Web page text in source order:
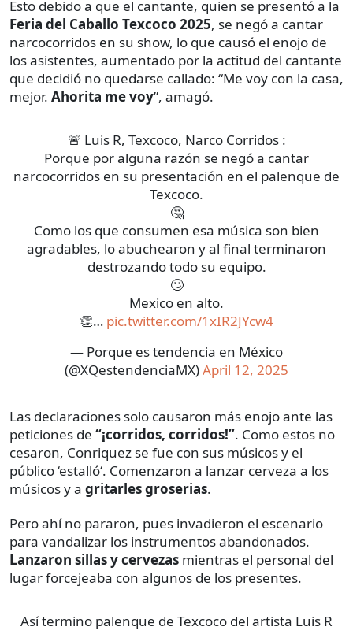
Esto debido a que el cantante, quien se presentó a la
Feria del Caballo Texcoco 2025, se negó a cantar
narcocorridos en su show, lo que causó el enojo de
los asistentes, aumentado por la actitud del cantante
que decidió no quedarse callado: “Me voy con la casa,
mejor. Ahorita me voy”, amagó.
🚨 Luis R, Texcoco, Narco Corridos :
Porque por alguna razón se negó a cantar
narcocorridos en su presentación en el palenque de
Texcoco.
🤔
Como los que consumen esa música son bien
agradables, lo abuchearon y al final terminaron
destrozando todo su equipo.
🙄
Mexico en alto.
👏… pic.twitter.com/1xIR2JYcw4
— Porque es tendencia en México
(@XQestendenciaMX)April 12, 2025
Las declaraciones solo causaron más enojo ante las
peticiones de “¡corridos, corridos!”. Como estos no
cesaron, Conriquez se fue con sus músicos y el
público ‘estalló‘. Comenzaron a lanzar cerveza a los
músicos y a gritarles groserias.
Pero ahí no pararon, pues invadieron el escenario
para vandalizar los instrumentos abandonados.
Lanzaron sillas y cervezas mientras el personal del
lugar forcejeaba con algunos de los presentes.
Así termino palenque de Texcoco del artista Luis R